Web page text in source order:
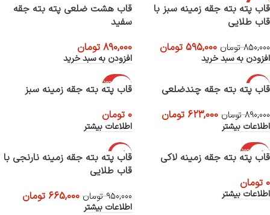
-30%
قاب پته بته جقه زمینه سبز با
قاب طلایی
850,000 تومان 595,000 تومان
افزودن به سبد خرید
قاب هشت ضلعی پته بته جقه
سفید
890,000 تومان
افزودن به سبد خرید
-30%
ی
قاب پته بته جقه چندضلعی
890,000 تومان 623,000 تومان
اطلاعات بیشتر
اتمام موجود
ی
قاب پته بته جقه زمینه سبز
0 تومان
اطلاعات بیشتر
اتمام موجود
ی
قاب پته بته جقه زمینه لاکی
0 تومان
اطلاعات بیشتر
-30%
اتمام موجود
قاب پته بته جقه زمینه نارنجی با
قاب طلایی
950,000 تومان 665,000 تومان
اطلاعات بیشتر